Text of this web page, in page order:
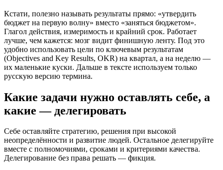
Кстати, полезно называть результаты прямо: «утвердить
бюджет на первую волну» вместо «заняться бюджетом».
Глагол действия, измеримость и крайний срок. Работает
лучше, чем кажется: мозг видит финишную ленту. Под это
удобно использовать цели по ключевым результатам
(Objectives and Key Results, OKR) на квартал, а на неделю —
их маленькие куски. Дальше в тексте используем только
русскую версию термина.
Какие задачи нужно оставлять себе, а
какие — делегировать
Себе оставляйте стратегию, решения при высокой
неопределённости и развитие людей. Остальное делегируйте
вместе с полномочиями, сроками и критериями качества.
Делегирование без права решать — фикция.